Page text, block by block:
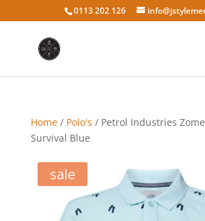
0113 202 126
Home/ Polo's / Petrol Industries
Survival Blue
sale